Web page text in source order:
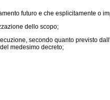
futuro e che esplicitamente o
dello scopo;
secondo quanto previsto
medesimo decreto;